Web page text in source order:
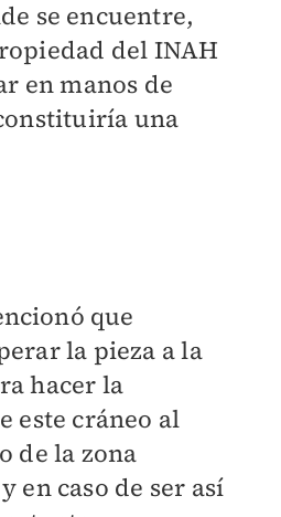
se encuentre,
del INAH
en manos de
una
que
la pieza a la
hacer la
este cráneo al
de la zona
en caso de ser así